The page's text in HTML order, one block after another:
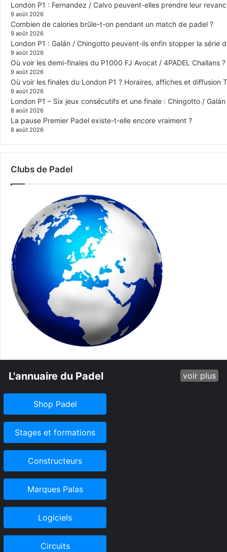
London P1 : Fernandez / Calvo peuvent-elles prendre leur
9 août 2026
Combien de calories brûle-t-on pendant un match de padel ?
9 août 2026
London P1 : Galán / Chingotto peuvent-ils enfin stopper la série
9 août 2026
Où voir les demi-finales du P1000 FJ Avocat / 4PADEL Challans ?
9 août 2026
Où voir les finales du London P1 ? Horaires, affiches et diffusion
9 août 2026
London P1 – Six jeux consécutifs et une finale : Chingotto /
8 août 2026
La pause Premier Padel existe-t-elle encore vraiment ?
8 août 2026
Clubs de Padel
L'annuaire du Padel voir plus
Shop Padel
Stages et formations
Constructeurs
Marques Palas
Logiciels
Circuits